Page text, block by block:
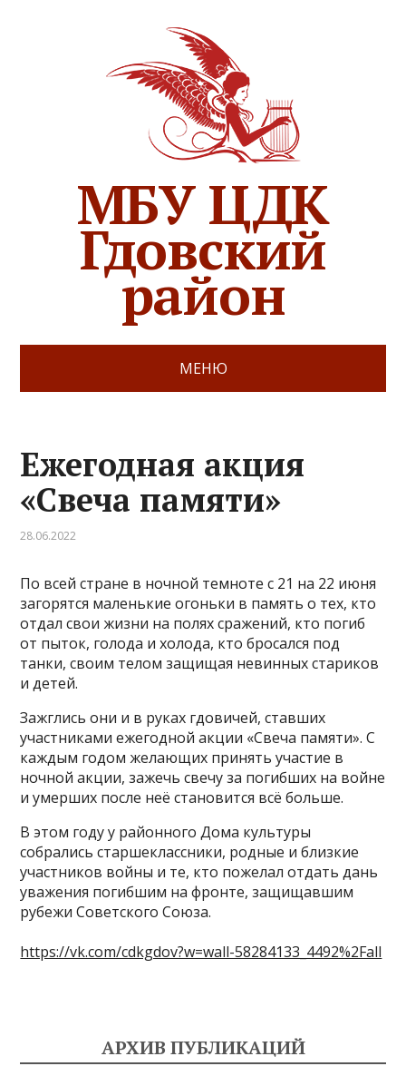
МБУ ЦДК
Гдовский
район
МЕНЮ
Ежегодная акция
«Свеча памяти»
28.06.2022
По всей стране в ночной темноте с 21 на 22 июня
загорятся маленькие огоньки в память о тех, кто
отдал свои жизни на полях сражений, кто погиб
от пыток, голода и холода, кто бросался под
танки, своим телом защищая невинных стариков
и детей.
Зажглись они и в руках гдовичей, ставших
участниками ежегодной акции «Свеча памяти». С
каждым годом желающих принять участие в
ночной акции, зажечь свечу за погибших на войне
и умерших после неё становится всё больше.
В этом году у районного Дома культуры
собрались старшеклассники, родные и близкие
участников войны и те, кто пожелал отдать дань
уважения погибшим на фронте, защищавшим
рубежи Советского Союза.
https://vk.com/cdkgdov?w=wall-58284133_4492%2Fall
АРХИВ ПУБЛИКАЦИЙ